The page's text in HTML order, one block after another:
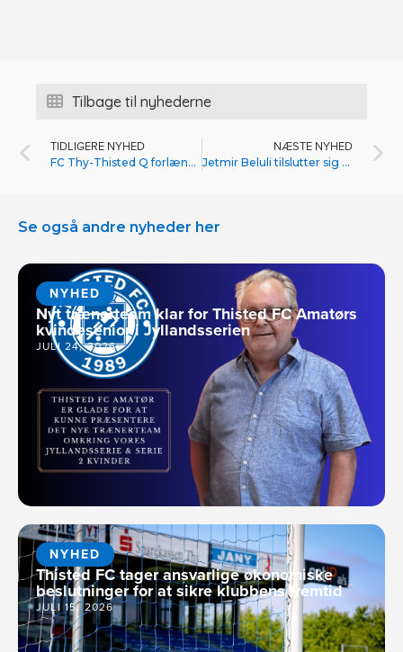
Tilbage til nyhederne
TIDLIGERE NYHED
FC Thy-Thisted Q forlænger med cheftræner Stefan Madsen: Sætter kurs mod Kvindeligaen
NÆSTE NYHED
Jetmir Beluli tilslutter sig Thisted FC: Ungt angrebstalent bliver en del af førsteholdstruppen
Se også andre nyheder her
NYHED
Nyt trænerteam klar for Thisted FC Amatørs
kvindesenior i Jyllandsserien
JULI 24, 2026
NYHED
Thisted FC tager ansvarlige økonomiske
beslutninger for at sikre klubbens fremtid
JULI 15, 2026